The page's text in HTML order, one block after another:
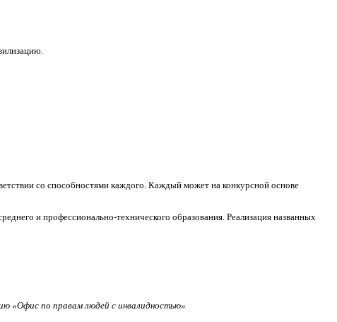
со способностями каждого. Каждый может на конкурсной основе
и профессионально-технического образования. Реализация названных
«Офис по правам людей с инвалидностью»